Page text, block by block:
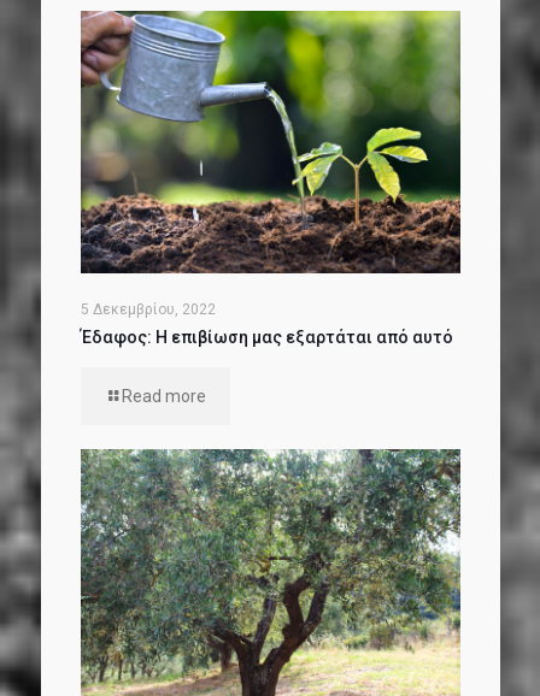
5 Δεκεμβρίου, 2022
Έδαφος: Η επιβίωση μας εξαρτάται από αυτό
Read more